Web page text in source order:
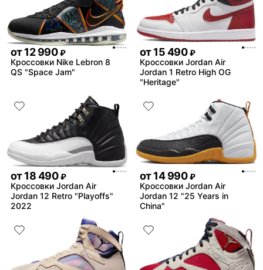
от12 990 ₽
Кроссовки Nike Lebron 8
QS "Space Jam"
от15 490 ₽
Кроссовки Jordan Air
Jordan 1 Retro High OG
"Heritage"
от18 490 ₽
Кроссовки Jordan Air
Jordan 12 Retro "Playoffs"
2022
от14 990 ₽
Кроссовки Jordan Air
Jordan 12 "25 Years in
China"